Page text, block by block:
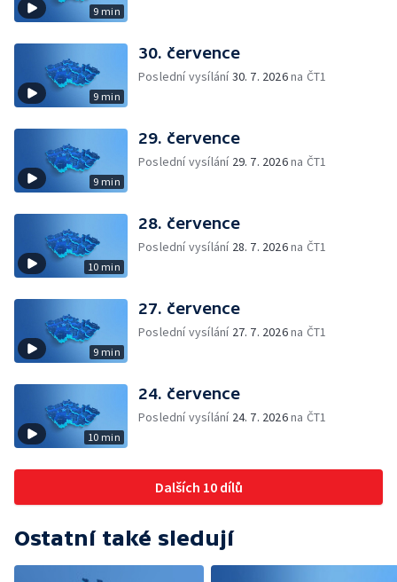
9 min
9 min
30. července
Poslední vysílání30. 7. 2026na ČT1
9 min
29. července
Poslední vysílání 29. 7. 2026na ČT1
10 min
28. července
Poslední vysílání 28. 7. 2026na ČT1
9 min
27. července
Poslední vysílání 27. 7. 2026na ČT1
10 min
24. července
Poslední vysílání 24. 7. 2026na ČT1
Dalších 10 dílů
Ostatní také sledují